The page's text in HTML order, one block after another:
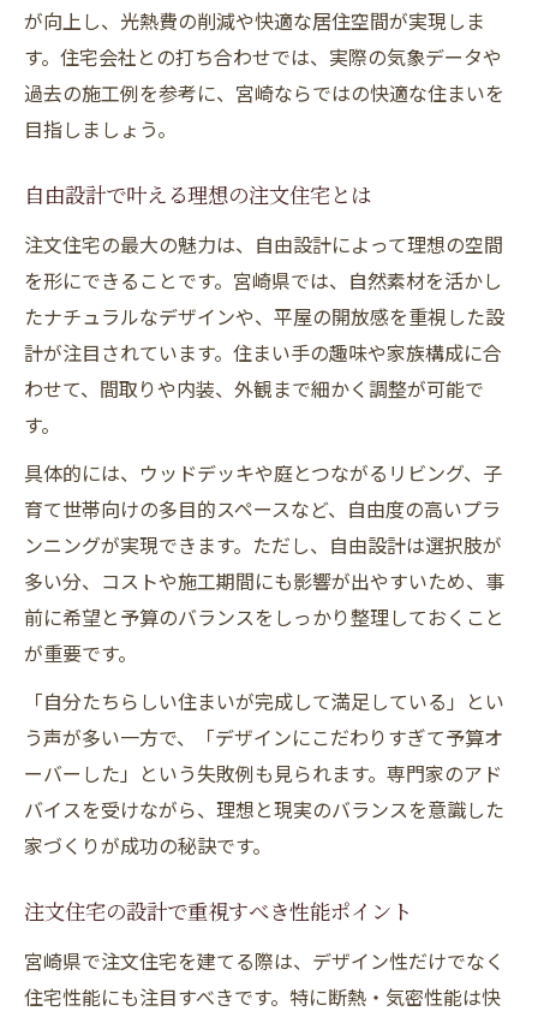
注文住宅選びを失敗しないための基本知識
注文住宅会社選びで重視すべき比較ポイン
ト
宮崎県で信頼できる注文住宅会社の見極め
方法
契約前に知っておきたい注文住宅の注意点
モデルハウス見学で確認すべき注文住宅の
特徴
が向上し、光熱費の削減や快適な居住空間が実現しま
す。住宅会社との打ち合わせでは、実際の気象データや
過去の施工例を参考に、宮崎ならではの快適な住まいを
目指しましょう。
自由設計で叶える理想の注文住宅とは
注文住宅の最大の魅力は、自由設計によって理想の空間
を形にできることです。宮崎県では、自然素材を活かし
たナチュラルなデザインや、平屋の開放感を重視した設
計が注目されています。住まい手の趣味や家族構成に合
わせて、間取りや内装、外観まで細かく調整が可能で
す。
具体的には、ウッドデッキや庭とつながるリビング、子
育て世帯向けの多目的スペースなど、自由度の高いプラ
ンニングが実現できます。ただし、自由設計は選択肢が
多い分、コストや施工期間にも影響が出やすいため、事
前に希望と予算のバランスをしっかり整理しておくこと
が重要です。
「自分たちらしい住まいが完成して満足している」とい
う声が多い一方で、「デザインにこだわりすぎて予算オ
ーバーした」という失敗例も見られます。専門家のアド
バイスを受けながら、理想と現実のバランスを意識した
家づくりが成功の秘訣です。
注文住宅の設計で重視すべき性能ポイント
宮崎県で注文住宅を建てる際は、デザイン性だけでなく
住宅性能にも注目すべきです。特に断熱・気密性能は快